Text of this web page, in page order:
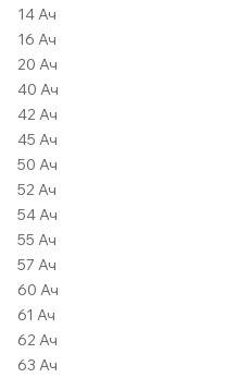
14 Ач
16 Ач
20 Ач
40 Ач
42 Ач
45 Ач
50 Ач
52 Ач
54 Ач
55 Ач
57 Ач
60 Ач
61 Ач
62 Ач
63 Ач